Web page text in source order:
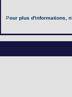
Pour plus d'informations,